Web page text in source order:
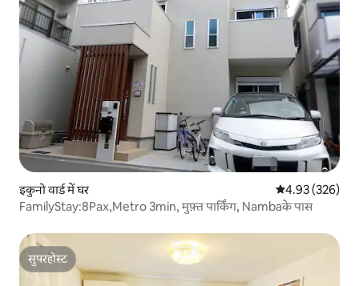
इकुनो वार्ड में घर औसत रेटिंग 5 में से
4.93 (326)
FamilyStay:8Pax,Metro 3min, मुफ़्त पार्किंग, Nambaके पास
सुपरहोस्ट
सुपरहोस्ट